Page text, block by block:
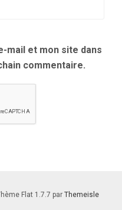
mail et mon site dans
commentaire.
Flat 1.7.7 par Themeisle